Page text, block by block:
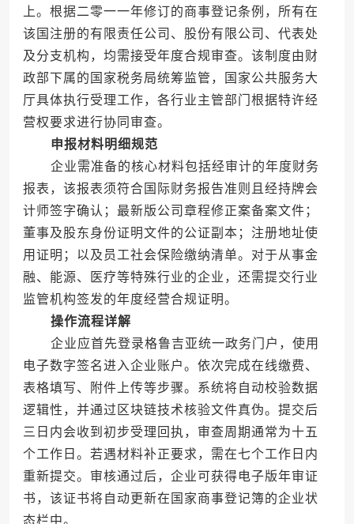
上。根据二零一一年修订的商事登记条例，所有在
该国注册的有限责任公司、股份有限公司、代表处
及分支机构，均需接受年度合规审查。该制度由财
政部下属的国家税务局统筹监管，国家公共服务大
厅具体执行受理工作，各行业主管部门根据特许经
营权要求进行协同审查。
申报材料明细规范
企业需准备的核心材料包括经审计的年度财务
报表，该报表须符合国际财务报告准则且经持牌会
计师签字确认；最新版公司章程修正案备案文件；
董事及股东身份证明文件的公证副本；注册地址使
用证明；以及员工社会保险缴纳清单。对于从事金
融、能源、医疗等特殊行业的企业，还需提交行业
监管机构签发的年度经营合规证明。
操作流程详解
企业应首先登录格鲁吉亚统一政务门户，使用
电子数字签名进入企业账户。依次完成在线缴费、
表格填写、附件上传等步骤。系统将自动校验数据
逻辑性，并通过区块链技术核验文件真伪。提交后
三日内会收到初步受理回执，审查周期通常为十五
个工作日。若遇材料补正要求，需在七个工作日内
重新提交。审核通过后，企业可获得电子版年审证
书，该证书将自动更新在国家商事登记簿的企业状
态栏中。